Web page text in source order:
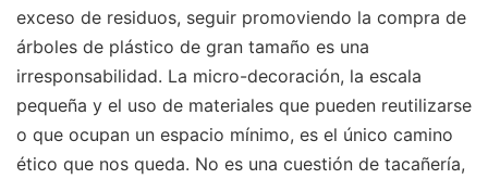
exceso de residuos, seguir promoviendo la compra de
árboles de plástico de gran tamaño es una
irresponsabilidad. La micro-decoración, la escala
pequeña y el uso de materiales que pueden reutilizarse
o que ocupan un espacio mínimo, es el único camino
ético que nos queda. No es una cuestión de tacañería,